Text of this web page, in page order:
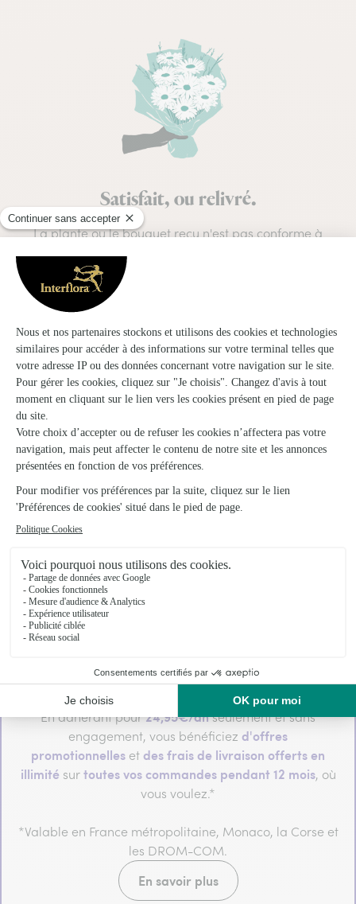
Satisfait, ou relivré.
La plante ou le bouquet reçu n'est pas conforme à
votre commande ? Nous re-livrons gratuitement et
avec toutes nos excuses !
En adhérant pour24,95€/anseulement et sans
engagement, vous bénéficiez d'offres
promotionnelles et des frais de livraison offerts en
illimité surtoutes vos commandes pendant 12 mois, où
vous voulez.*
*Valable en France métropolitaine, Monaco, la Corse et
les DROM-COM.
En savoir plus